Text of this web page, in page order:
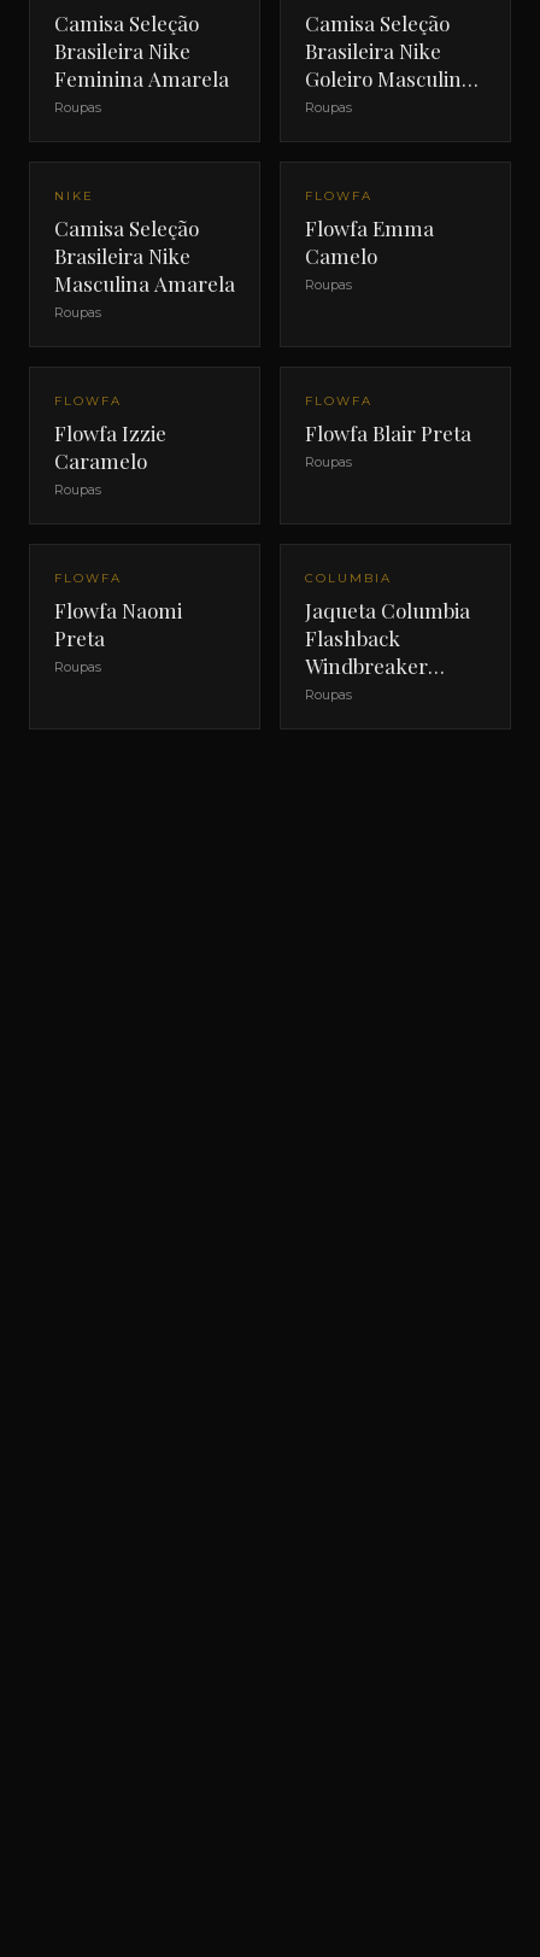
Camisa Seleção
Brasileira Nike
Feminina Amarela
Roupas
Camisa Seleção
Brasileira Nike
Goleiro Masculina
Verde
Roupas
NIKE
Camisa Seleção
Brasileira Nike
Masculina Amarela
Roupas
FLOWFA
Flowfa Emma
Camelo
Roupas
FLOWFA
Flowfa Izzie
Caramelo
Roupas
FLOWFA
Flowfa Blair Preta
Roupas
FLOWFA
Flowfa Naomi
Preta
Roupas
OFERTA
COLUMBIA
Jaqueta Columbia
Flashback
Windbreaker
Masculina
Roupas